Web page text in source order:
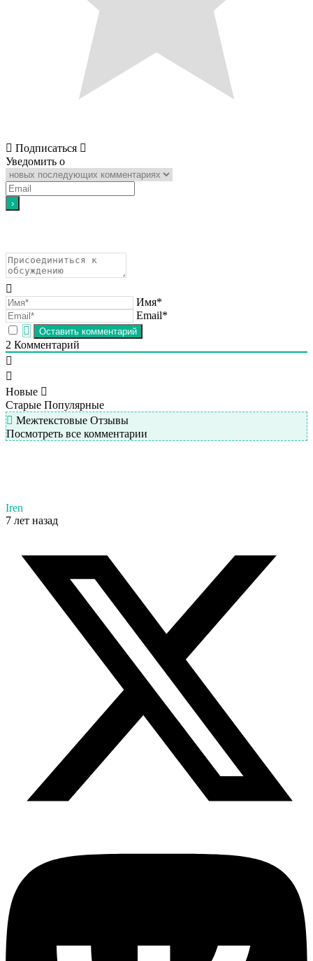
Подписаться
Уведомить о
Имя*
Email*
2 Комментарий
Новые
Старые Популярные
Межтекстовые Отзывы
Посмотреть все комментарии
Iren
7 лет назад